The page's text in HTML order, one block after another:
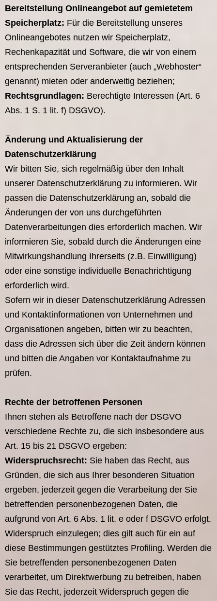
Bereitstellung Onlineangebot auf gemietetem
Speicherplatz: Für die Bereitstellung unseres
Onlineangebotes nutzen wir Speicherplatz,
Rechenkapazität und Software, die wir von einem
entsprechenden Serveranbieter (auch „Webhoster“
genannt) mieten oder anderweitig beziehen;
Rechtsgrundlagen: Berechtigte Interessen (Art. 6
Abs. 1 S. 1 lit. f) DSGVO).
Änderung und Aktualisierung der
Datenschutzerklärung
Wir bitten Sie, sich regelmäßig über den Inhalt
unserer Datenschutzerklärung zu informieren. Wir
passen die Datenschutzerklärung an, sobald die
Änderungen der von uns durchgeführten
Datenverarbeitungen dies erforderlich machen. Wir
informieren Sie, sobald durch die Änderungen eine
Mitwirkungshandlung Ihrerseits (z.B. Einwilligung)
oder eine sonstige individuelle Benachrichtigung
erforderlich wird.
Sofern wir in dieser Datenschutzerklärung Adressen
und Kontaktinformationen von Unternehmen und
Organisationen angeben, bitten wir zu beachten,
dass die Adressen sich über die Zeit ändern können
und bitten die Angaben vor Kontaktaufnahme zu
prüfen.
Rechte der betroffenen Personen
Ihnen stehen als Betroffene nach der DSGVO
verschiedene Rechte zu, die sich insbesondere aus
Art. 15 bis 21 DSGVO ergeben:
Widerspruchsrecht: Sie haben das Recht, aus
Gründen, die sich aus Ihrer besonderen Situation
ergeben, jederzeit gegen die Verarbeitung der Sie
betreffenden personenbezogenen Daten, die
aufgrund von Art. 6 Abs. 1 lit. e oder f DSGVO erfolgt,
Widerspruch einzulegen; dies gilt auch für ein auf
diese Bestimmungen gestütztes Profiling. Werden die
Sie betreffenden personenbezogenen Daten
verarbeitet, um Direktwerbung zu betreiben, haben
Sie das Recht, jederzeit Widerspruch gegen die